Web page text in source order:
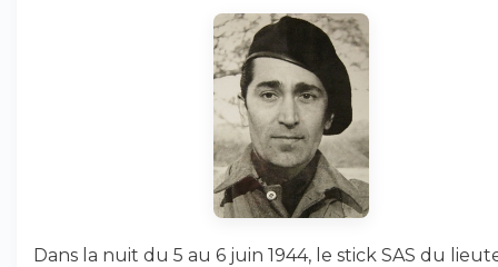
Dans la nuit du 5 au 6 juin 1944, le stick SAS du